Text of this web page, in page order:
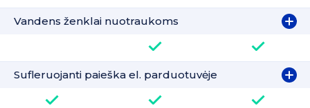
Vandens ženklai nuotraukoms
Sufleruojanti paieška el. parduotuvėje